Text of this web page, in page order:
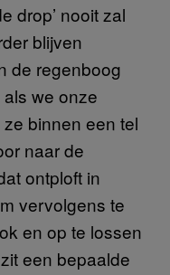
drop’ nooit zal
blijven
de regenboog
we onze
binnen een tel
naar de
ontploft in
vervolgens te
en op te lossen
een bepaalde